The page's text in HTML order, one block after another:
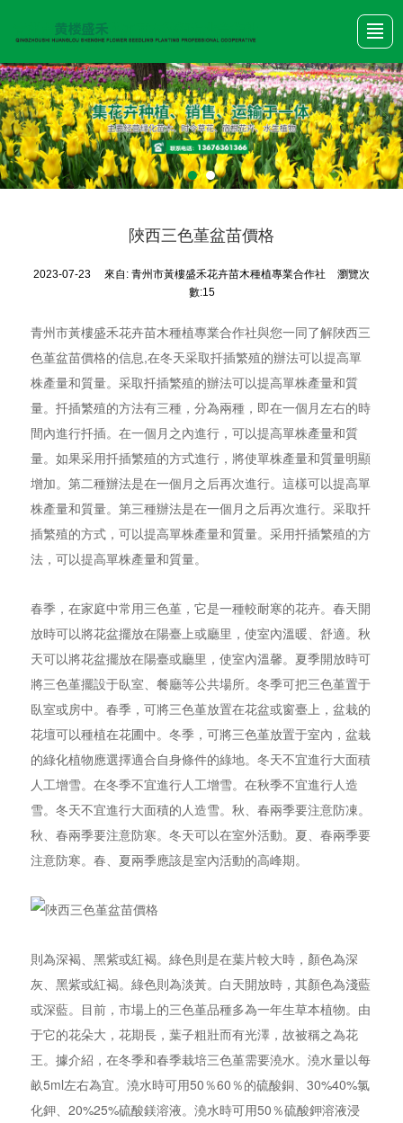
首頁 產品展示 關于我們 新聞動態 公司圖冊 行業資訊 聯系我們
陜西三色堇盆苗價格
2023-07-23 來自:青州市黃樓盛禾花卉苗木種植專業合作社
瀏覽次
數:15
青州市黃樓盛禾花卉苗木種植專業合作社與您一同了解陜西三
色堇盆苗價格的信息,在冬天采取扦插繁殖的辦法可以提高單
株產量和質量。采取扦插繁殖的辦法可以提高單株產量和質
量。扦插繁殖的方法有三種，分為兩種，即在一個月左右的時
間內進行扦插。在一個月之內進行，可以提高單株產量和質
量。如果采用扦插繁殖的方式進行，將使單株產量和質量明顯
增加。第二種辦法是在一個月之后再次進行。這樣可以提高單
株產量和質量。第三種辦法是在一個月之后再次進行。采取扦
插繁殖的方式，可以提高單株產量和質量。采用扦插繁殖的方
法，可以提高單株產量和質量。
春季，在家庭中常用三色堇，它是一種較耐寒的花卉。春天開
放時可以將花盆擺放在陽臺上或廳里，使室內溫暖、舒適。秋
天可以將花盆擺放在陽臺或廳里，使室內溫馨。夏季開放時可
將三色堇擺設于臥室、餐廳等公共場所。冬季可把三色堇置于
臥室或房中。春季，可將三色堇放置在花盆或窗臺上，盆栽的
花壇可以種植在花圃中。冬季，可將三色堇放置于室內，盆栽
的綠化植物應選擇適合自身條件的綠地。冬天不宜進行大面積
人工增雪。在冬季不宜進行人工增雪。在秋季不宜進行人造
雪。冬天不宜進行大面積的人造雪。秋、春兩季要注意防凍。
秋、春兩季要注意防寒。冬天可以在室外活動。夏、春兩季要
注意防寒。春、夏兩季應該是室內活動的高峰期。
則為深褐、黑紫或紅褐。綠色則是在葉片較大時，顏色為深
灰、黑紫或紅褐。綠色則為淡黃。白天開放時，其顏色為淺藍
或深藍。目前，市場上的三色堇品種多為一年生草本植物。由
于它的花朵大，花期長，葉子粗壯而有光澤，故被稱之為花
王。據介紹，在冬季和春季栽培三色堇需要澆水。澆水量以每
畝5ml左右為宜。澆水時可用50％60％的硫酸銅、30%40%氯
化鉀、20%25%硫酸鎂溶液。澆水時可用50％硫酸鉀溶液浸